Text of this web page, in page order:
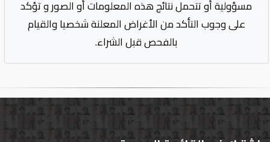
مسؤولية أو تتحمل نتائج هذه المعلومات أو الصور و تؤكد
على وجوب التأكد من الأغراض المعلنة شخصيا والقيام
بالفحص قبل الشراء.